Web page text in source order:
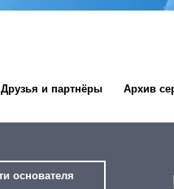
Друзья и партнёры Архив
основателя